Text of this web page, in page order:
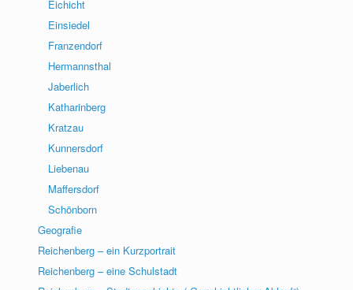
Eichicht
Einsiedel
Franzendorf
Hermannsthal
Jaberlich
Katharinberg
Kratzau
Kunnersdorf
Liebenau
Maffersdorf
Schönborn
Geografie
Reichenberg – ein Kurzportrait
Reichenberg – eine Schulstadt